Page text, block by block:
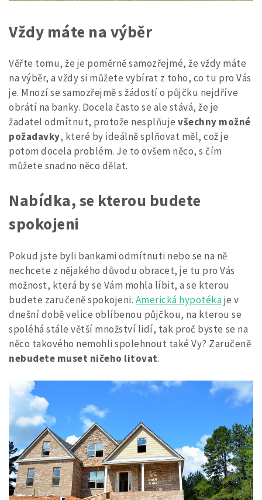
Vždy máte na výběr
Věřte tomu, že je poměrně samozřejmé, že vždy máte
na výběr, a vždy si můžete vybírat z toho, co tu pro Vás
je. Mnozí se samozřejmě s žádostí o půjčku nejdříve
obrátí na banky. Docela často se ale stává, že je
žadatel odmítnut, protože nesplňujevšechny možné
požadavky, které by ideálně splňovat měl, což je
potom docela problém. Je to ovšem něco, s čím
můžete snadno něco dělat.
Nabídka, se kterou budete
spokojeni
Pokud jste byli bankami odmítnuti nebo se na ně
nechcete z nějakého důvodu obracet, je tu pro Vás
možnost, která by se Vám mohla líbit, a se kterou
budete zaručeně spokojeni. Americká hypotékaje v
dnešní době velice oblíbenou půjčkou, na kterou se
spoléhá stále větší množství lidí, tak proč byste se na
něco takového nemohli spolehnout také Vy? Zaručeně
nebudete muset ničeho litovat.